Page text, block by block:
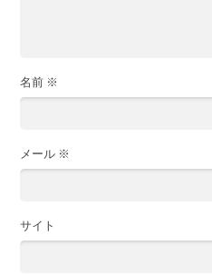
名前 ※
メール ※
サイト